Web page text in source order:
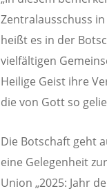
Zentralausschuss
heißt es in der
vielfältigen
Heilige Geist ihre
die von Gott so
Die Botschaft geht
eine Gelegenheit
Union „2025: Jahr